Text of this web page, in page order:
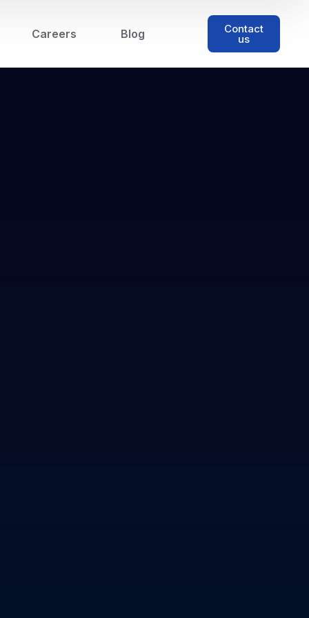
Careers Blog Contact
us